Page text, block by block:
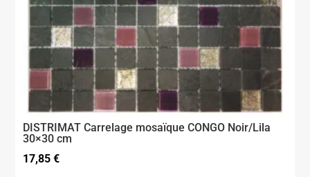
DISTRIMAT Carrelage mosaïque CONGO Noir/Lila
30×30 cm
17,85€